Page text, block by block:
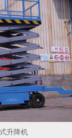
升降机